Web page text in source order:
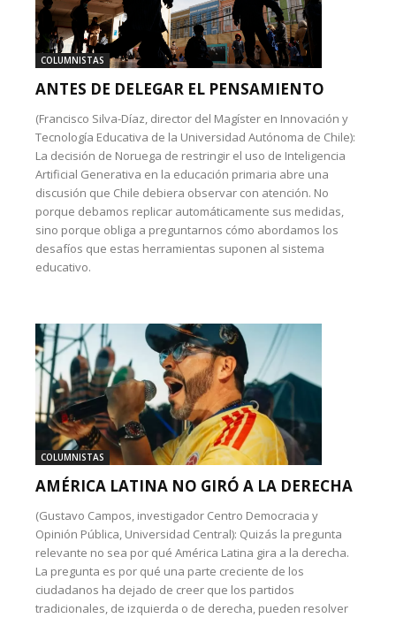
COLUMNISTAS
ANTES DE DELEGAR EL PENSAMIENTO
(Francisco Silva-Díaz, director del Magíster en Innovación y
Tecnología Educativa de la Universidad Autónoma de Chile):
La decisión de Noruega de restringir el uso de Inteligencia
Artificial Generativa en la educación primaria abre una
discusión que Chile debiera observar con atención. No
porque debamos replicar automáticamente sus medidas,
sino porque obliga a preguntarnos cómo abordamos los
desafíos que estas herramientas suponen al sistema
educativo.
COLUMNISTAS
AMÉRICA LATINA NO GIRÓ A LA DERECHA
(Gustavo Campos, investigador Centro Democracia y
Opinión Pública, Universidad Central): Quizás la pregunta
relevante no sea por qué América Latina gira a la derecha.
La pregunta es por qué una parte creciente de los
ciudadanos ha dejado de creer que los partidos
tradicionales, de izquierda o de derecha, pueden resolver